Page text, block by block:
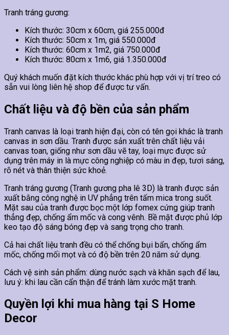
Tranh tráng gương:
Kích thước: 30cm x 60cm, giá 255.000đ
Kích thước: 50cm x 1m, giá 550.000đ
Kích thước: 60cm x 1m2, giá 750.000đ
Kích thước: 80cm x 1m6, giá 1.350.000đ
Quý khách muốn đặt kích thước khác phù hợp với vị trí treo có
sẵn vui lòng liên hệ shop để được tư vấn.
Chất liệu và độ bền của sản phẩm
Tranh canvas là loại tranh hiện đại, còn có tên gọi khác là tranh
canvas in sơn dầu. Tranh được sản xuất trên chất liệu vải
canvas toan, giống như sơn dầu vẽ tay, loại mực được sử
dụng trên máy in là mực công nghiệp có màu in đẹp, tươi sáng,
rõ nét và thân thiện sức khoẻ.
Tranh tráng gương (Tranh gương pha lê 3D) là tranh được sản
xuất bằng công nghệ in UV phẳng trên tấm mica trong suốt.
Mặt sau của tranh được bọc một lớp fomex cứng giúp tranh
thẳng đẹp, chống ẩm mốc và cong vênh. Bề mặt được phủ lớp
keo tạo độ sáng bóng đẹp và sang trọng cho tranh.
Cả hai chất liệu tranh đều có thể chống bụi bẩn, chống ẩm
mốc, chống mối mọt và có độ bền trên 20 năm sử dụng.
Cách vệ sinh sản phẩm: dùng nước sạch và khăn sạch để lau,
lưu ý: khi lau cần cẩn thận để tránh làm xước mặt tranh.
Quyền lợi khi mua hàng tại S Home
Decor